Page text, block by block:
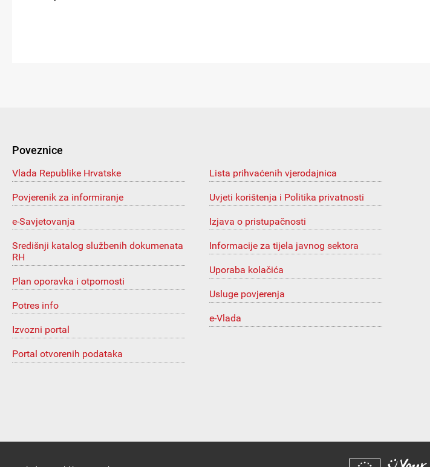
Poveznice
Vlada Republike Hrvatske
Povjerenik za informiranje
e-Savjetovanja
Središnji katalog službenih dokumenata
RH
Plan oporavka i otpornosti
Potres info
Izvozni portal
Portal otvorenih podataka
Lista prihvaćenih vjerodajnica
Uvjeti korištenja i Politika privatnosti
Izjava o pristupačnosti
Informacije za tijela javnog sektora
Uporaba kolačića
Usluge povjerenja
e-Vlada